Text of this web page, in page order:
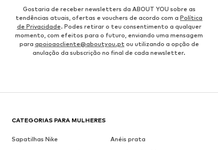
Gostaria de receber newsletters da ABOUT YOU sobre as
tendências atuais, ofertas e vouchers de acordo com a Política
de Privacidade. Podes retirar o teu consentimento a qualquer
momento, com efeitos para o futuro, enviando uma mensagem
para apoioaocliente@aboutyou.ptou utilizando a opção de
anulação da subscrição no final de cada newsletter.
CATEGORIAS PARA MULHERES
Sapatilhas Nike
Anéis prata